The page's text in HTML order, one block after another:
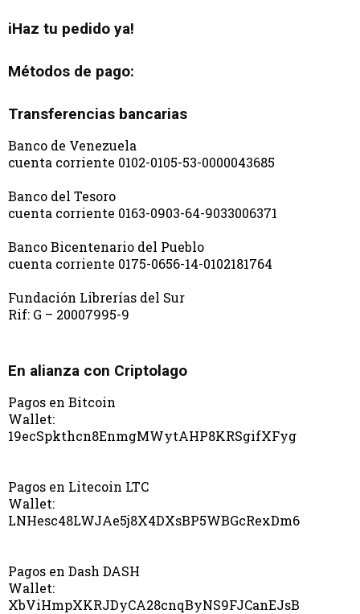
iHaz tu pedido ya!
Métodos de pago:
Transferencias bancarias
Banco de Venezuela
cuenta corriente 0102-0105-53-0000043685
Banco del Tesoro
cuenta corriente 0163-0903-64-9033006371
Banco Bicentenario del Pueblo
cuenta corriente 0175-0656-14-0102181764
Fundación Librerías del Sur
Rif: G – 20007995-9
En alianza con Criptolago
Pagos en Bitcoin
Wallet:
19ecSpkthcn8EnmgMWytAHP8KRSgifXFyg
Pagos en Litecoin LTC
Wallet:
LNHesc48LWJAe5j8X4DXsBP5WBGcRexDm6
Pagos en Dash DASH
Wallet:
XbViHmpXKRJDyCA28cnqByNS9FJCanEJsB